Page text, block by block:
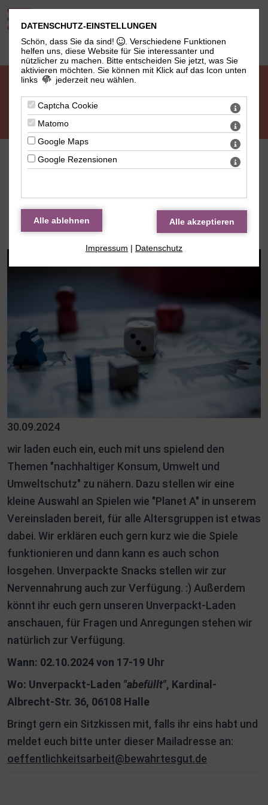
News
Spieleabend im abgefüllt
30.09.2024
wir laden euch ein, euch mit uns spielend den
Themen "nachhaltiger Konsum, Umwelt und
Umweltschutz" zu nähern. Dazu stellen wir eine
kleine Auswahl an Spielen wie "Planet A" in unserem
Vereinsladen bereit, für alle Altersgruppen ist etwas
dabei. Wir erklären euch gern kurz wie die Spiele
funktionieren und dann kann es auch schon
losgehen. Unverpackte Snacks stellen wir zur
Nervennahrung auch zur Verfügung. :) Außerdem
könnt ihr euch gern unseren Unverpackt-Laden
anschauen, für Fragen und Anregungen stehen wir
natürlich zur Verfügung.
Wann: 02.10.2024 von 17-19 Uhr
Wo: Unverpackt-Laden "abefüllt", Kardinal-
Albrecht-Str. 36, 06108 Halle
Bringt gern ein Sitzkissen mit, falls ihr eins habt und
meldet euch bitte unter dieser Mailadresse an:
oeffentlichkeitsarbeit@bewahrtesgut.de
DATENSCHUTZ-EINSTELLUNGEN
Schön, dass Sie da sind!
. Verschiedene Funktionen
helfen uns, diese Website für Sie interessanter und
nützlicher zu machen.
Bitte entscheiden Sie jetzt, was Sie
aktivieren möchten. Sie können mit Klick auf das Icon unten
links
jederzeit neu wählen.
Captcha Cookie
Matomo
Google Maps
Google Rezensionen
Impressum | Datenschutz